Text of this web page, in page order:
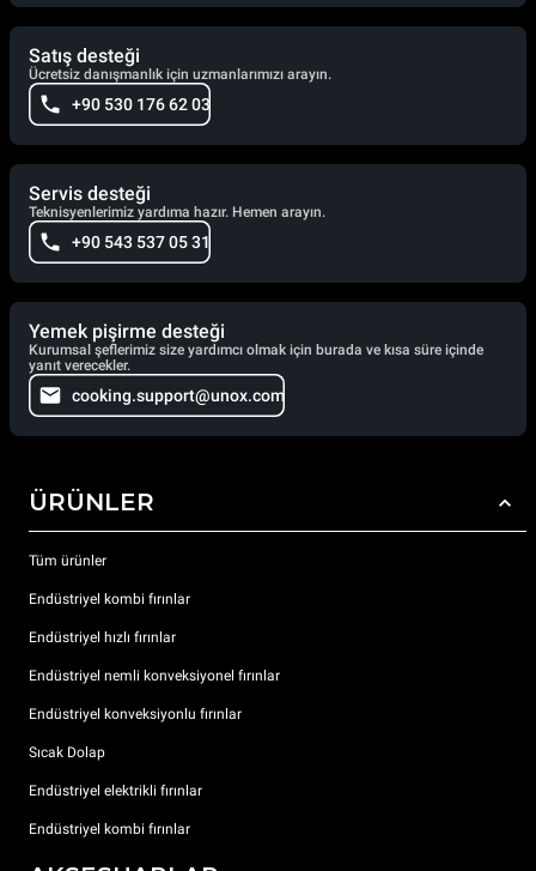
Satış desteği
Ücretsiz danışmanlık için uzmanlarımızı arayın.
+90 530 176 62 03
Servis desteği
Teknisyenlerimiz yardıma hazır. Hemen arayın.
+90 543 537 05 31
Yemek pişirme desteği
Kurumsal şeflerimiz size yardımcı olmak için burada ve kısa süre içinde
yanıt verecekler.
cooking.support@unox.com
ÜRÜNLER
Tüm ürünler
Endüstriyel kombi fırınlar
Endüstriyel hızlı fırınlar
Endüstriyel nemli konveksiyonel fırınlar
Endüstriyel konveksiyonlu fırınlar
Sıcak Dolap
Endüstriyel elektrikli fırınlar
Endüstriyel kombi fırınlar